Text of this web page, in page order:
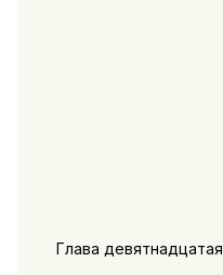
Глава девятнадцатая